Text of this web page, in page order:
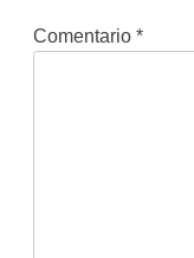
Comentario *